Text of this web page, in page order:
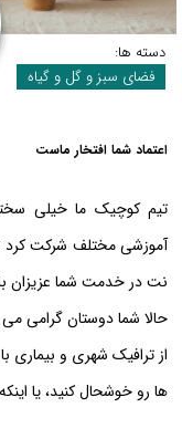
دسته ها:
فضای سبز و گل و گیاه
اعتماد شما افتخار ماست
تیم کوچیک ما خیلی
آموزشی مختلف شرکت کرد تا
نت در خدمت شما عزیزان
حالا شما دوستان گرامی می
از ترافیک شهری و بیماری
ها رو خوشحال کنید، یا